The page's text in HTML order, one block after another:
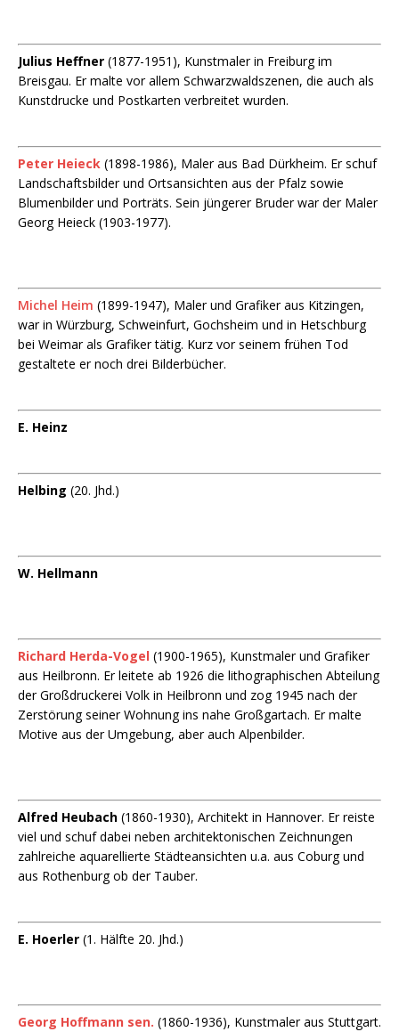
Julius Heffner (1877-1951), Kunstmaler in Freiburg im
Breisgau. Er malte vor allem Schwarzwaldszenen, die auch als
Kunstdrucke und Postkarten verbreitet wurden.
Peter Heieck (1898-1986), Maler aus Bad Dürkheim. Er schuf
Landschaftsbilder und Ortsansichten aus der Pfalz sowie
Blumenbilder und Porträts. Sein jüngerer Bruder war der Maler
Georg Heieck (1903-1977).
Michel Heim (1899-1947), Maler und Grafiker aus Kitzingen,
war in Würzburg, Schweinfurt, Gochsheim und in Hetschburg
bei Weimar als Grafiker tätig. Kurz vor seinem frühen Tod
gestaltete er noch drei Bilderbücher.
E. Heinz
Helbing (20. Jhd.)
W. Hellmann
Richard Herda-Vogel (1900-1965), Kunstmaler und Grafiker
aus Heilbronn. Er leitete ab 1926 die lithographischen Abteilung
der Großdruckerei Volk in Heilbronn und zog 1945 nach der
Zerstörung seiner Wohnung ins nahe Großgartach. Er malte
Motive aus der Umgebung, aber auch Alpenbilder.
Alfred Heubach (1860-1930), Architekt in Hannover. Er reiste
viel und schuf dabei neben architektonischen Zeichnungen
zahlreiche aquarellierte Städteansichten u.a. aus Coburg und
aus Rothenburg ob der Tauber.
E. Hoerler (1. Hälfte 20. Jhd.)
Georg Hoffmann sen. (1860-1936), Kunstmaler aus Stuttgart.